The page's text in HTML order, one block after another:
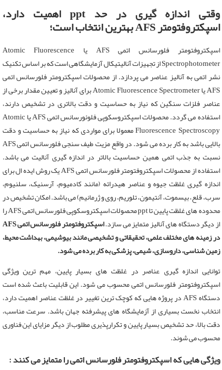
وقتی اندازه گیری در حد ppt اهمیت دارد،
اسپکتروفتومتر AFS بهترین انتخاب است؛
اسپکتروفتومتر فلورسانس اتمی AFS یا Atomic Fluorescence
Spectrophotometer از تجهیزات آنالیتیکال آزمایشگاهی است که بر اساس تکنیک
نشر اتمی به آنالیز عناصر می پردازد. از محصولات اسپکترومتر فلورسانس اتمی
AFS یا Atomic Fluorescence Spectrometer برای آنالیز و تعیین مقدار برخی از
عناصر فلزات سنگین که نیاز به حساسیت و دقت بالاتری در تشخیص دارند،
استفاده می گردد. محصولات اسپکتروسکوپی فلوئورسانس اتمی AFS یا Atomic
Fluorescence Spectroscopy معمولا برای مواردی که نیاز به حساسیت و دقت
بالایی باشد به کار برده می شود. در واقع مزیت طیف سنجی فلورسانس اتمی AFS
نسبت به جذب اتمی همین حساسیت بالاتر در اندازه گیری آنالیت می باشد.
استفاده از محصولات اسپکتروفتومتر فلورسانس اتمی AFS یک روش ایده ال برای
اندازه گیری غلظت جیوه و عناصر هیدراته (مانند کادمیوم، آرسنیک، سلنیوم،
سرب، قلع، بیسموت، آنتیمون، تلوریم، روی و ژرمانیم) می باشد. امکان تشخیص در
محدوده های غلظت پایین تا ppt محصولات اسپکتروسکوپی فلورسانس اتمی AFS را
از دیگر دستگاه های آنالیز متمایز می سازد.
اسپکتروفتومتر فلورسانس اتمی AFS
در زمینه های مختلف علمی، تحقیقاتی و تشخیصی مانند بیوشیمی، بهداشت محیط،
زمین شناسی، داروسازی، شیمی، پزشکی به کار برده می شود.
توانایی اندازه گیری عناصر در غلظت های بسیار پایین، مهم ترین ویژگی
اسپکتروفتومتر فلورسانس اتمی محسوب می شود. این قابلیت باعث شده است
دستگاه AFS در پروژه هایی که کوچک ترین تغییر در غلظت عناصر اهمیت دارد،
انتخاب نخست بسیاری از آزمایشگاه های پیشرفته جهان باشد. سرعت مناسب،
دقت بالا، حد تشخیص بسیار پایین و تکرارپذیری مطلوب از دیگر مزایای این فناوری
محسوب می شوند.
ویژگی هایی که اسپکتروفتومتر فلورسانس اتمی را متمایز می کنند :